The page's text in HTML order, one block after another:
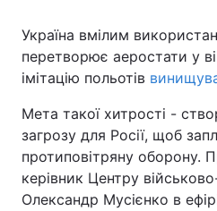
Головна
Україна
Економіка
Спорт
Україна вмілим
перетворює аеростати у
імітацію польотів
Мета такої хитрості -
загрозу для Росії, щоб
протиповітряну оборону.
керівник Центру
Олександр Мусієнко в